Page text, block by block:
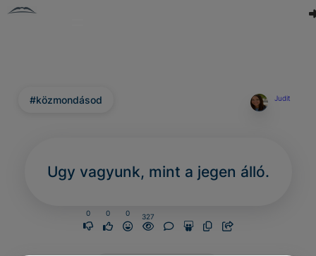
#közmondásod Judit
Ugy vagyunk, mint a jegen álló.
0 0 0 327